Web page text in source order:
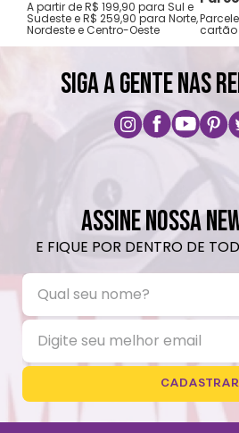
A partir de R$ 199,90 para Sul e
Sudeste e R$ 259,90 para Norte,
Nordeste e Centro-Oeste cartão
SIGA A GENTE NAS
ASSINE NOSSA
E FIQUE POR DENTRO DE
CADASTRAR